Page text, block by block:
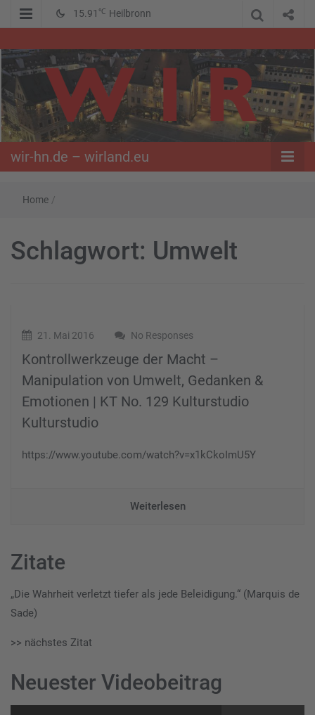
15.91 ℃ Heilbronn
wir-hn.de –
wirland.eu
wir-hn.de – wirland.eu
Home /
Schlagwort: Umwelt
21. Mai 2016 No Responses
Kontrollwerkzeuge der Macht –
Manipulation von Umwelt, Gedanken &
Emotionen | KT No. 129 Kulturstudio
Kulturstudio
https://www.youtube.com/watch?v=x1kCkoImU5Y
Weiterlesen
Zitate
„Die Wahrheit verletzt tiefer als jede Beleidigung.“ (Marquis de
Sade)
>> nächstes Zitat
Neuester Videobeitrag